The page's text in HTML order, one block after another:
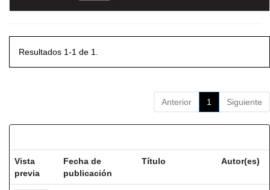
Resultados 1-1 de 1.
Anterior 1 Siguiente
Vista
previa
Fecha de
publicación
Título Autor(es)